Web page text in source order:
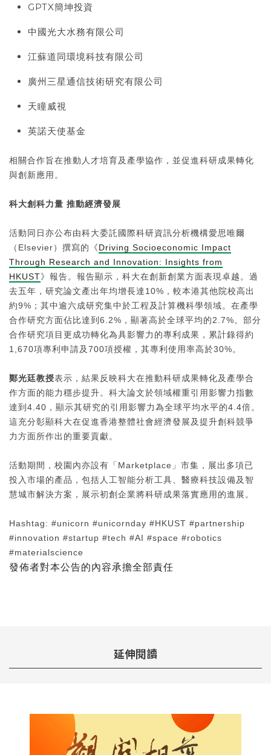
GPTX簡坤投資
中國光大水務有限公司
江蘇道同環境科技有限公司
廣州三星通信技術研究有限公司
天瞳威視
英諾天使基金
相關合作旨在推動人才培育及產學協作，並促進科研成果轉化
與創新應用。
科大創科力量 推動經濟發展
活動同日亦公布由科大委託國際科研資訊分析機構愛思唯爾
（Elsevier）撰寫的《Driving Socioeconomic Impact
Through Research and Innovation: Insights from
HKUST》報告。報告顯示，科大在創新創業方面表現卓越。過
去五年，研究論文產出年均增長達10%，較本港其他院校高出
約9%；其中逾六成研究集中於工程及計算機科學領域。在產學
合作研究方面佔比達到6.2%，顯著高於全球平均的2.7%。部分
合作研究項目更成功轉化為具影響力的專利成果，累計錄得約
1,670項專利申請及700項授權，其專利使用率高於30%。
鄭光廷教授表示，結果反映科大在推動科研成果轉化及產學合
作方面的能力穩步提升。科大論文於領域權重引用影響力指數
達到4.40，顯示其研究的引用影響力為全球平均水平的4.4倍。
這充分彰顯科大在促進香港整體社會經濟發展及提升創科競爭
力方面所作出的重要貢獻。
活動期間，校園內亦設有「Marketplace」市集，展出多項已
投入市場的產品，包括人工智能分析工具、醫療科技設備及智
慧城市解決方案，展示初創企業將科研成果落實應用的進展。
Hashtag: #unicorn #unicornday #HKUST #partnership
#innovation #startup #tech #AI #space #robotics
#materialscience
發佈者對本公告的內容承擔全部責任
延伸閱讀